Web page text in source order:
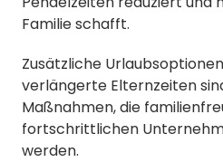
Familie schafft.
Zusätzliche
verlängerte Elternzeiten
Maßnahmen, die
fortschrittlichen
werden.